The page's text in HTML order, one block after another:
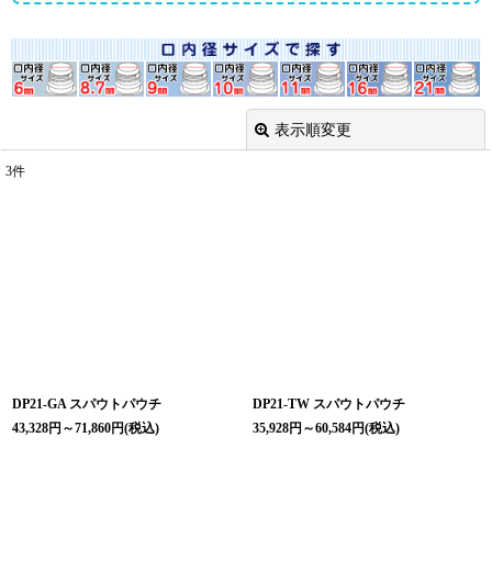
表示順変更
3件
DP21-GA スパウトパウチ
43,328円 ～71,860円(税込)
DP21-TW スパウトパウチ
35,928円 ～60,584円(税込)